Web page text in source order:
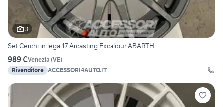
3
Set Cerchi in lega 17 Arcasting Excalibur ABARTH
989 €Venezia (VE)
Rivenditore ACCESSORI4AUTO.IT